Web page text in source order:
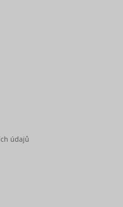
údajů